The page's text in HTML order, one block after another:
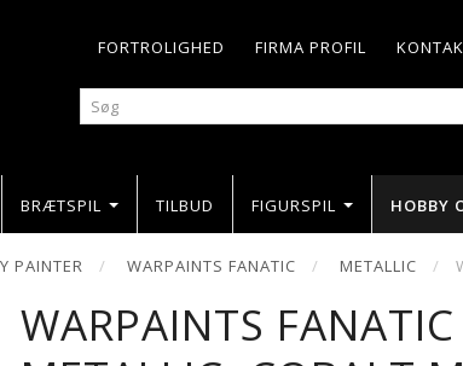
FIRMA PROFIL
FORTROLIGHED
BRÆTSPIL TILBUD FIGURSPIL HOBBY
PAINTER WARPAINTS FANATIC METALLIC
WARPAINTS FANATIC